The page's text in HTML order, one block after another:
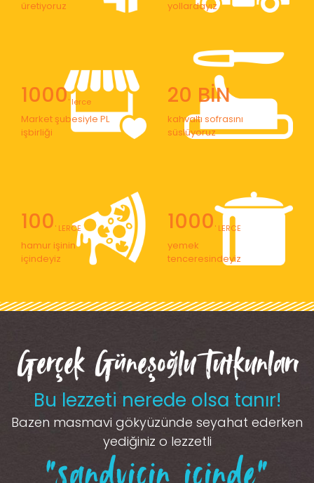
üretiyoruz
yollardayız
1000' lerce
Market şubesiyle PL
işbirliği
20 BİN
kahvaltı sofrasını
süslüyoruz
100' LERCE
hamur işinin
içindeyiz
1000' LERCE
yemek
tenceresindeyiz
Gerçek Güneşoğlu Tutkunları
Bu lezzeti nerede olsa tanır!
Bazen masmavi gökyüzünde seyahat ederken
yediğiniz o lezzetli